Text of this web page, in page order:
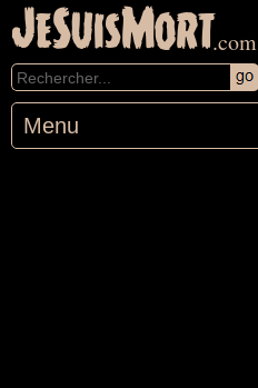
JeSuisMort.com
Menu